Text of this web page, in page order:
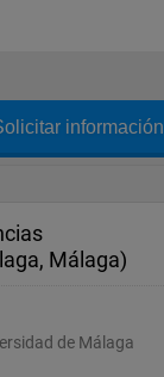
información
Málaga)
de Málaga